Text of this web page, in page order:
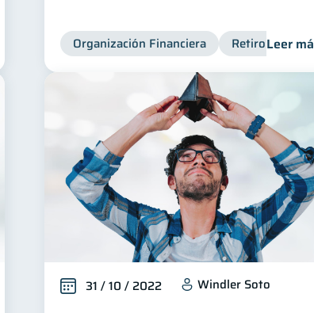
Organización Financiera Finanzas personales
Organización Financiera RetiroLeer
31 / 10 / 2022 Windler Soto